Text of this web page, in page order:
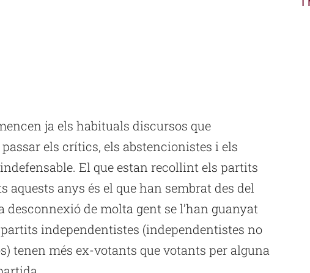
ja els habituals discursos que
els crítics, els abstencionistes i els
El que estan recollint els partits
aquests anys és el que han sembrat des del
desconnexió de molta gent se l’han guanyat
partits independentistes (independentistes no
tenen més ex-votants que votants per alguna